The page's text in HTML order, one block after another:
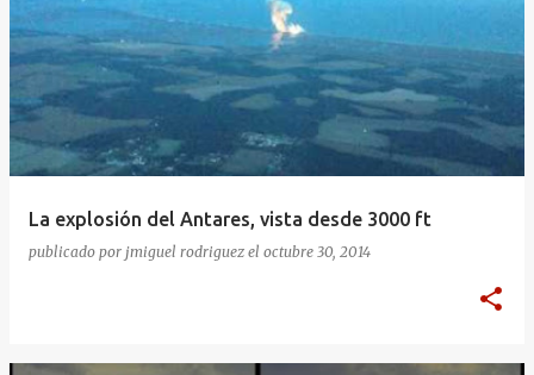
La explosión del Antares, vista desde 3000 ft
publicado por jmiguel rodriguez el octubre 30, 2014